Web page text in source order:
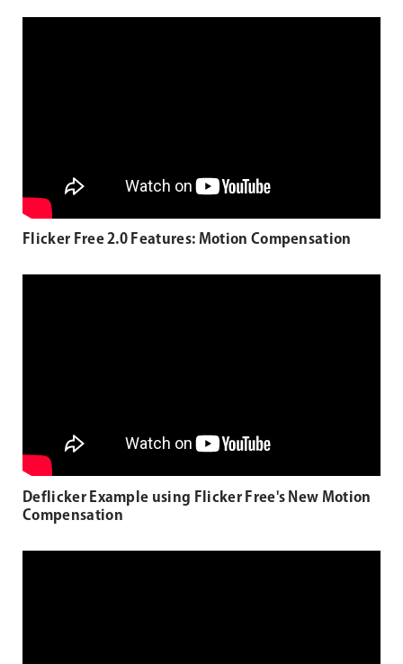
Flicker Free 2.0 Features: Motion Compensation
Deflicker Example using Flicker Free's New Motion
Compensation